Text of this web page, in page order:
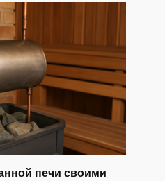
печи своими